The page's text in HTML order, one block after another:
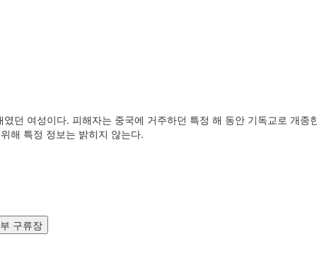
던 여성이다. 피해자는 중국에 거주하던 특정 해 동안 기독교로 개
해 특정 정보는 밝히지 않는다.
구류장